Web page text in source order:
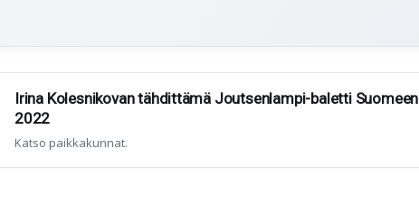
Irina Kolesnikovan tähdittämä Joutsenlampi-baletti Suomeen
2022
Katso paikkakunnat.